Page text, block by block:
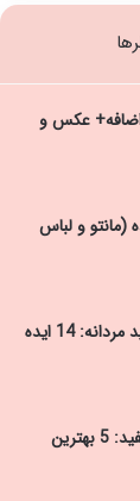
اضافه+ عکس و
مشکی ساده با 22 ایده (مانتو و لباس
لباس مجلسی با کفش اسپرت سفید مردانه: 14 ایده
رنگ پیراهن مردانه برای پوست سفید: 5 بهترین